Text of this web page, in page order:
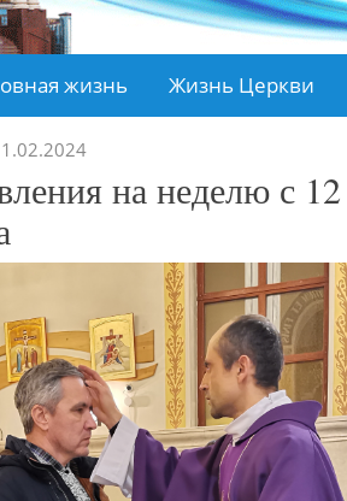
жизнь Жизнь Церкви
на неделю с